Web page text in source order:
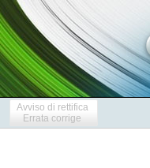
Avviso di rettifica
Errata corrige